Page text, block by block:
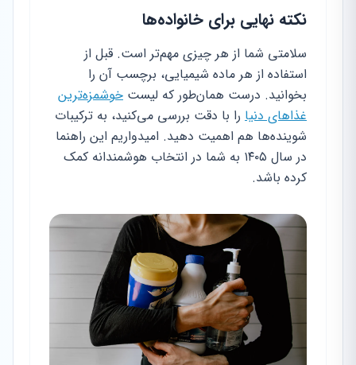
نکته نهایی برای خانواده‌ها
سلامتی شما از هر چیزی مهم‌تر است. قبل از
استفاده از هر ماده شیمیایی، برچسب آن را
بخوانید. درست همان‌طور که لیست خوشمزه‌ترین
غذاهای دنیا را با دقت بررسی می‌کنید، به ترکیبات
شوینده‌ها هم اهمیت دهید. امیدواریم این راهنما
در سال ۱۴۰۵ به شما در انتخاب هوشمندانه کمک
کرده باشد.